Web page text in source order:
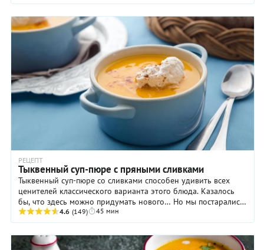
РЕЦЕПТ
Тыквенный суп-пюре с пряными сливками
Тыквенный суп-пюре со сливками способен удивить всех
ценителей классического варианта этого блюда. Казалось
бы, что здесь можно придумать нового… Но мы постарались,
и все получилось, причем наилучшим ...
4.6 (149) 45 мин